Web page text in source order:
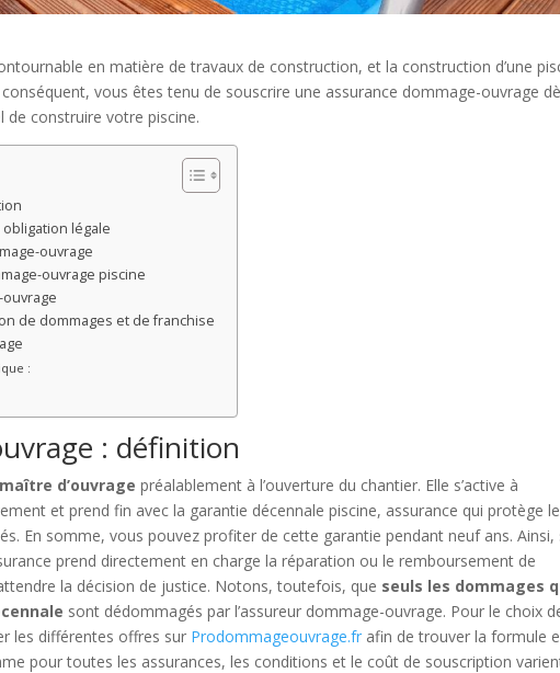
en matière de travaux de construction, et la construction d’une
vous êtes tenu de souscrire une assurance dommage-ouvrage
de construire votre piscine.
légale
ouvrage
ouvrage piscine
de dommages et de franchise
:
: définition
d’ouvrage préalablement à l’ouverture du chantier. Elle s’active à
et prend fin avec la garantie décennale piscine, assurance qui protège le
En somme, vous pouvez profiter de cette garantie pendant neuf ans. Ainsi,
prend directement en charge la réparation ou le remboursement de
la décision de justice. Notons, toutefois, que seuls les dommages
sont dédommagés par l’assureur dommage-ouvrage. Pour le choix
les différentes offres sur Prodommageouvrage.fr afin de trouver la formule
pour toutes les assurances, les conditions et le coût de souscription